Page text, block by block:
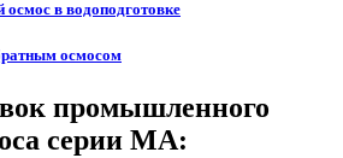
в водоподготовке
осмосом
промышленного
серии МА: